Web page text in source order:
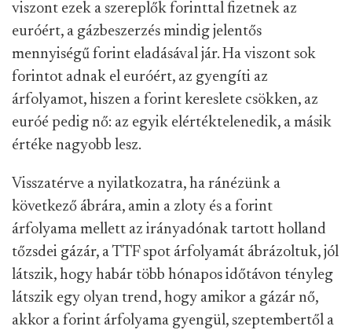
viszont ezek a szereplők forinttal fizetnek az
euróért, a gázbeszerzés mindig jelentős
mennyiségű forint eladásával jár. Ha viszont sok
forintot adnak el euróért, az gyengíti az
árfolyamot, hiszen a forint kereslete csökken, az
euróé pedig nő: az egyik elértéktelenedik, a másik
értéke nagyobb lesz.
Visszatérve a nyilatkozatra, ha ránézünk a
következő ábrára, amin a zloty és a forint
árfolyama mellett az irányadónak tartott holland
tőzsdei gázár, a TTF spot árfolyamát ábrázoltuk, jól
látszik, hogy habár több hónapos időtávon tényleg
látszik egy olyan trend, hogy amikor a gázár nő,
akkor a forint árfolyama gyengül, szeptembertől a